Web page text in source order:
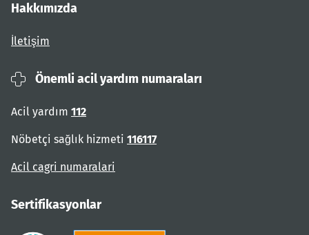
Hakkımızda
İletişim
Önemli acil yardım numaraları
Acil yardım 112
Nöbetçi sağlık hizmeti 116117
Acil cagri numaralari
Sertifikasyonlar